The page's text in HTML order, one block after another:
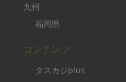
九州
福岡県
コンテンツ
タスカジplus